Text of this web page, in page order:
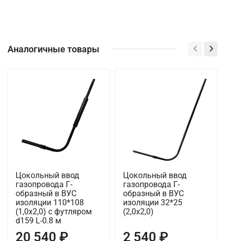
Аналогичные товары
Цокольный ввод
газопровода Г-
образный в ВУС
изоляции 110*108
(1,0х2,0) с футляром
d159 L-0.8 м
20 540 ₽
Цокольный ввод
газопровода Г-
образный в ВУС
изоляции 32*25
(2,0х2,0)
2 540 ₽